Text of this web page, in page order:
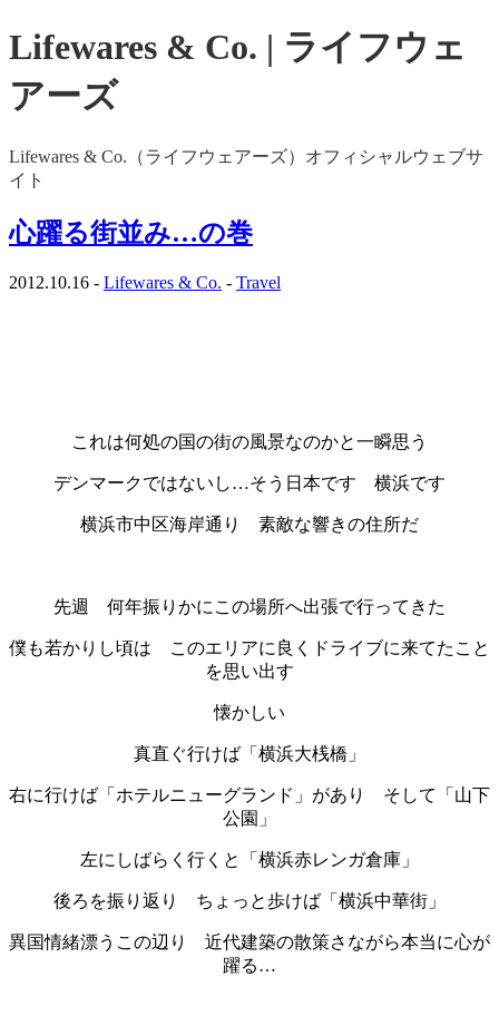
Lifewares & Co. | ライフウェ
アーズ
Lifewares & Co.（ライフウェアーズ）オフィシャルウェブサ
イト
心躍る街並み…の巻
2012.10.16 - Lifewares & Co. - Travel
これは何処の国の街の風景なのかと一瞬思う
デンマークではないし…そう日本です 横浜です
横浜市中区海岸通り 素敵な響きの住所だ
先週 何年振りかにこの場所へ出張で行ってきた
僕も若かりし頃は このエリアに良くドライブに来てたこと
を思い出す
懐かしい
真直ぐ行けば「横浜大桟橋」
右に行けば「ホテルニューグランド」があり そして「山下
公園」
左にしばらく行くと「横浜赤レンガ倉庫」
後ろを振り返り ちょっと歩けば「横浜中華街」
異国情緒漂うこの辺り 近代建築の散策さながら本当に心が
躍る…